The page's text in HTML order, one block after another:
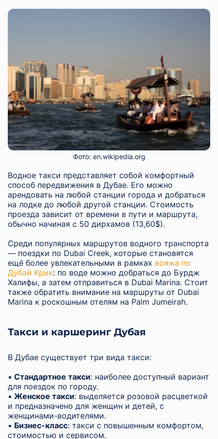
Фото: en.wikipedia.org
Водное такси представляет собой комфортный
способ передвижения в Дубае. Его можно
арендовать на любой станции города и добраться
на лодке до любой другой станции. Стоимость
проезда зависит от времени в пути и маршрута,
обычно начиная с 50 дирхамов (13,60$).
Среди популярных маршрутов водного транспорта
— поездки по Dubai Creek, которые становятся
ещё более увлекательными в рамках вояжа по
Дубай Крик: по воде можно добраться до Бурдж
Халифы, а затем отправиться в Dubai Marina. Стоит
также обратить внимание на маршруты от Dubai
Marina к роскошным отелям на Palm Jumeirah.
Такси и каршеринг Дубая
В Дубае существует три вида такси:
▪︎ Стандартное такси: наиболее доступный вариант
для поездок по городу.
▪︎ Женское такси: выделяется розовой расцветкой
и предназначено для женщин и детей, с
женщинами-водителями.
▪︎ Бизнес-класс: такси с повышенным комфортом,
стоимостью и сервисом.